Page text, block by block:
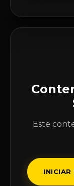
Este
INICIAR